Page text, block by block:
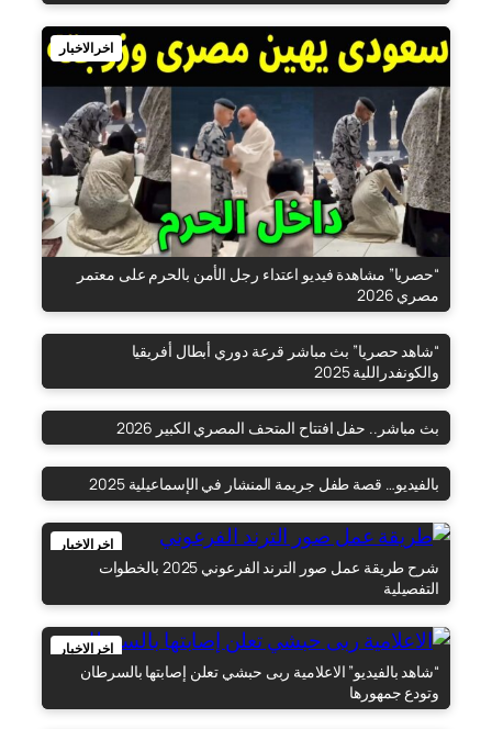
اخر الاخبار
“حصريا” مشاهدة فيديو اعتداء رجل الأمن بالحرم على معتمر
مصري 2026
“شاهد حصريا” بث مباشر قرعة دوري أبطال أفريقيا
والكونفدراللية 2025
بث مباشر.. حفل افتتاح المتحف المصري الكبير 2026
اخر الاخبار بالفيديو… قصة طفل جريمة المنشار في الإسماعيلية 2025
اخر الاخبار
شرح طريقة عمل صور الترند الفرعوني 2025 بالخطوات
التفصيلية
اخر الاخبار
“شاهد بالفيديو” الاعلامية ربى حبشي تعلن إصابتها بالسرطان
وتودع جمهورها